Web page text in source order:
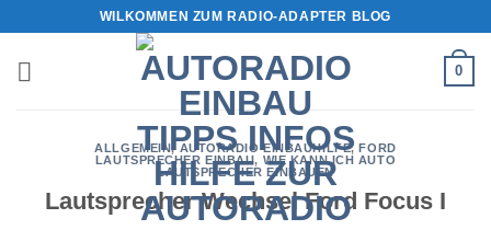
springen
WILKOMMEN ZUM RADIO-ADAPTER BLOG
0
ALLGEMEIN, AUTORADIO EINBAUHILFE,FORD
LAUTSPRECHER EINBAU, WIE KANN ICH AUTO
LAUTSPRECHER EINBAUEN
Lautsprecher Wechsel Ford Focus I